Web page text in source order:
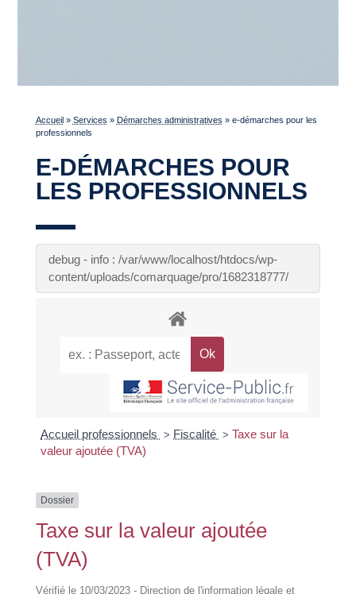
Accueil » Services » Démarches administratives » e-démarches pour les
professionnels
E-DÉMARCHES POUR
LES PROFESSIONNELS
debug - info : /var/www/localhost/htdocs/wp-
content/uploads/comarquage/pro/1682318777/
Accueil professionnels > Fiscalité > Taxe sur la
valeur ajoutée (TVA)
Dossier
Taxe sur la valeur ajoutée
(TVA)
Vérifié le 10/03/2023 - Direction de l'information légale et